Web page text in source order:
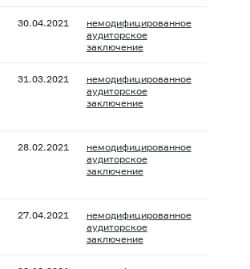
30.04.2021
немодифицированное
аудиторское
заключение
31.03.2021
немодифицированное
аудиторское
заключение
28.02.2021
немодифицированное
аудиторское
заключение
27.04.2021
немодифицированное
аудиторское
заключение